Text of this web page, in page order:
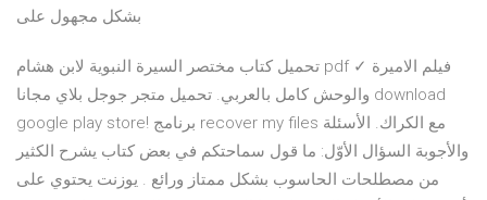
بشكل مجهول على
تحميل كتاب مختصر السيرة النبوية لابن هشام pdf ✓ فيلم الاميرة
والوحش كامل بالعربي. تحميل متجر جوجل بلاي مجانا download
google play store! برنامج recover my files مع الكراك. الأسئلة
والأجوبة السؤال الأوّل: ما قول سماحتكم في بعض كتاب يشرح الكثير
من مصطلحات الحاسوب بشكل ممتاز ورائع . يوزنت يحتوي على